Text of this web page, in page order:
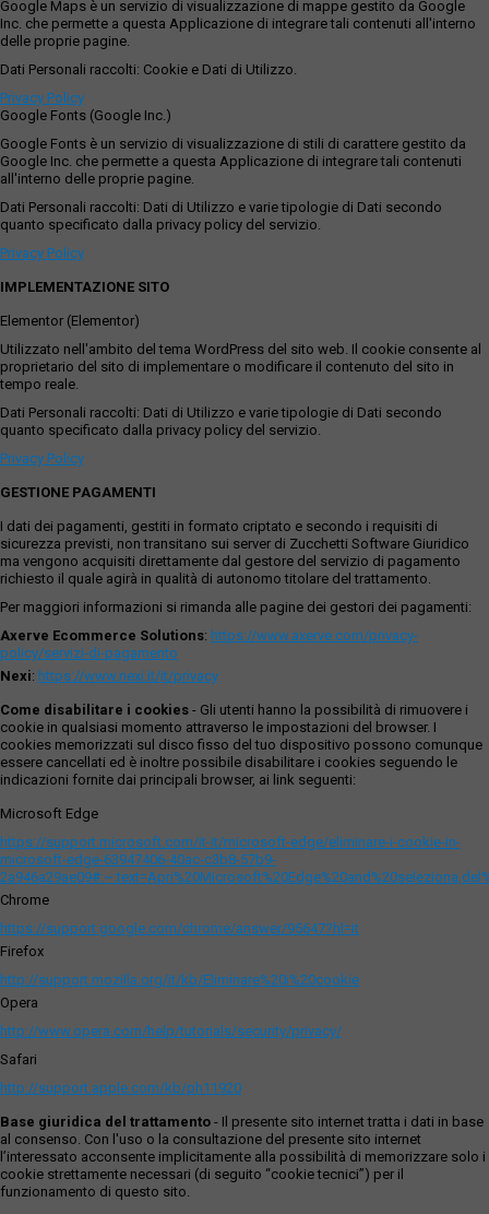
Google Maps è un servizio di visualizzazione di mappe gestito da Google
Inc. che permette a questa Applicazione di integrare tali contenuti all'interno
delle proprie pagine.
Dati Personali raccolti: Cookie e Dati di Utilizzo.
Privacy Policy
Google Fonts (Google Inc.)
Google Fonts è un servizio di visualizzazione di stili di carattere gestito da
Google Inc. che permette a questa Applicazione di integrare tali contenuti
all'interno delle proprie pagine.
Dati Personali raccolti: Dati di Utilizzo e varie tipologie di Dati secondo
quanto specificato dalla privacy policy del servizio.
Privacy Policy
IMPLEMENTAZIONE SITO
Elementor (Elementor)
Utilizzato nell'ambito del tema WordPress del sito web. Il cookie consente al
proprietario del sito di implementare o modificare il contenuto del sito in
tempo reale.
Dati Personali raccolti: Dati di Utilizzo e varie tipologie di Dati secondo
quanto specificato dalla privacy policy del servizio.
Privacy Policy
GESTIONE PAGAMENTI
I dati dei pagamenti, gestiti in formato criptato e secondo i requisiti di
sicurezza previsti, non transitano sui server di Zucchetti Software Giuridico
ma vengono acquisiti direttamente dal gestore del servizio di pagamento
richiesto il quale agirà in qualità di autonomo titolare del trattamento.
Per maggiori informazioni si rimanda alle pagine dei gestori dei pagamenti:
Axerve Ecommerce Solutions: https://www.axerve.com/privacy-
policy/servizi-di-pagamento
Nexi: https://www.nexi.it/it/privacy
Come disabilitare i cookies - Gli utenti hanno la possibilità di rimuovere i
cookie in qualsiasi momento attraverso le impostazioni del browser. I
cookies memorizzati sul disco fisso del tuo dispositivo possono comunque
essere cancellati ed è inoltre possibile disabilitare i cookies seguendo le
indicazioni fornite dai principali browser, ai link seguenti:
Microsoft Edge
https://support.microsoft.com/it-it/microsoft-edge/eliminare-i-cookie-in-
microsoft-edge-63947406-40ac-c3b8-57b9-
Chrome
https://support.google.com/chrome/answer/95647?hl=it
Firefox
http://support.mozilla.org/it/kb/Eliminare%20i%20cookie
Opera
http://www.opera.com/help/tutorials/security/privacy/
Safari
http://support.apple.com/kb/ph11920
Base giuridica del trattamento - Il presente sito internet tratta i dati in base
al consenso. Con l'uso o la consultazione del presente sito internet
l’interessato acconsente implicitamente alla possibilità di memorizzare solo i
cookie strettamente necessari (di seguito “cookie tecnici”) per il
funzionamento di questo sito.